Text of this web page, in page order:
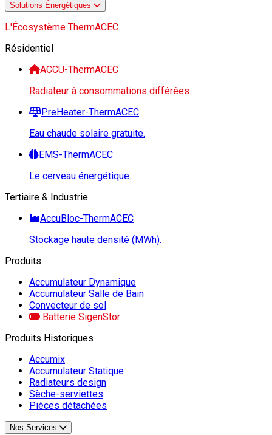
Solutions Énergétiques
L'Écosystème ThermACEC
Résidentiel
ACCU-ThermACEC
Radiateur à consommations différées.
PreHeater-ThermACEC
Eau chaude solaire gratuite.
EMS-ThermACEC
Le cerveau énergétique.
Tertiaire & Industrie
AccuBloc-ThermACEC
Stockage haute densité (MWh).
Produits
Accumulateur Dynamique
Accumulateur Salle de Bain
Convecteur de sol
Batterie SigenStor
Produits Historiques
Accumix
Accumulateur Statique
Radiateurs design
Sèche-serviettes
Pièces détachées
Nos Services